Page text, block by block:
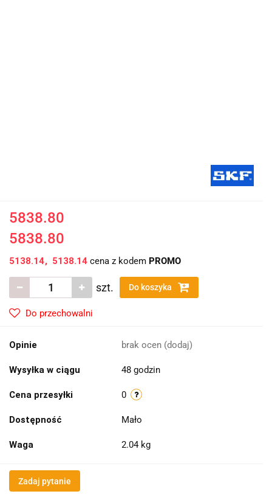
5838.80
5838.80
5138.14 5138.14 cena z kodem PROMO
szt. Do koszyka
Do przechowalni
Opinie brak ocen (dodaj)
Wysyłka w ciągu 48 godzin
Cena przesyłki 0
Dostępność Mało
Waga 2.04 kg
Zadaj pytanie